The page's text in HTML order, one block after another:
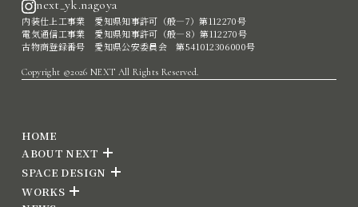
next_yk.nagoya
内装仕上工事業 愛知県知事許可（般―7）第112270号
電気通信工事業 愛知県知事許可（般―8）第112270号
古物商登録番号 愛知県公安委員会 第541012306000号
Copyright ©2026 NEXT All Rights Reserved.
HOME
ABOUT NEXT
SPACE DESIGN
WORKS